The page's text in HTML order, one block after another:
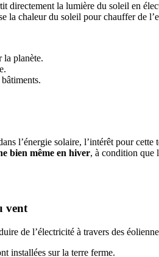
directement la lumière du soleil en
la chaleur du soleil pour chauffer de
la planète.
l’énergie solaire, l’intérêt pour
bien même en hiver, à condition que
vent
de l’électricité à travers des
installées sur la terre ferme.